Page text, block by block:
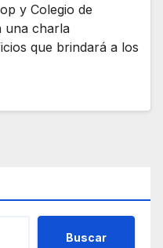
y Colegio de
una charla
que brindará a los
Buscar